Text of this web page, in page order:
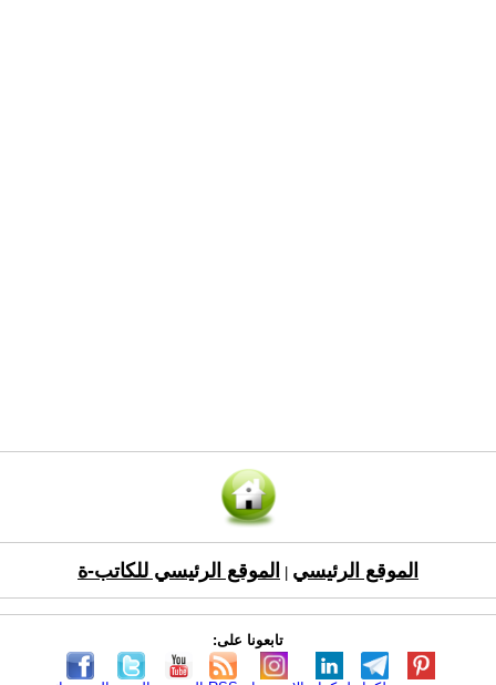
الموقع الرئيسي الموقع الرئيسي للكاتب-ة
تابعونا على: